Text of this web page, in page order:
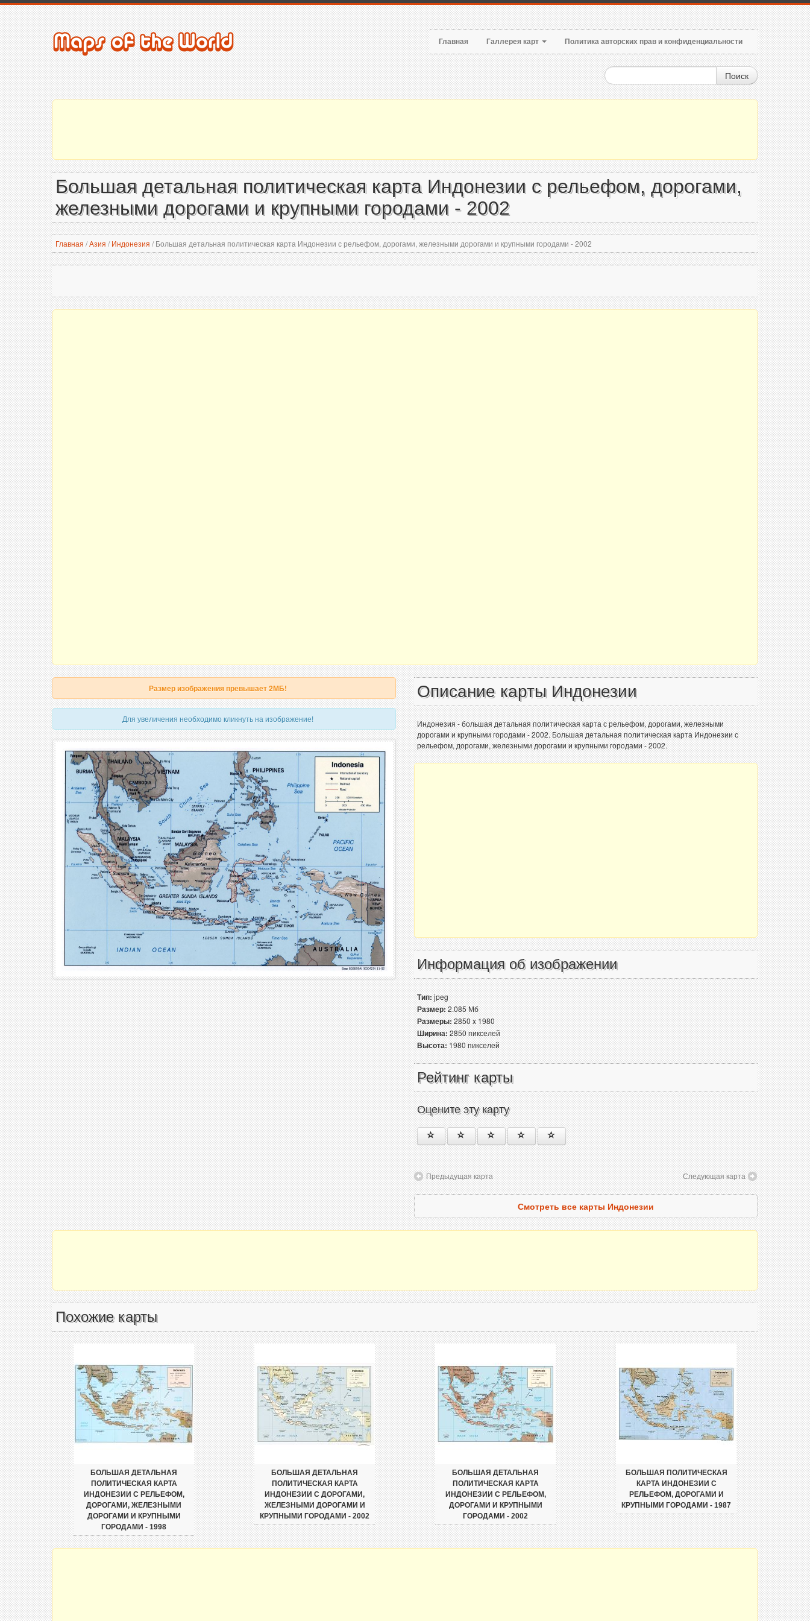
Главная Галлерея карт Политика авторских прав и конфиденциальности
Поиск
Большая детальная политическая карта Индонезии с рельефом, дорогами,
железными дорогами и крупными городами - 2002
Главная /Азия / Индонезия /Большая детальная политическая карта Индонезии с рельефом, дорогами, железными дорогами и крупными городами - 2002
Размер изображения превышает 2МБ!
Для увеличения необходимо кликнуть на изображение!
Описание карты Индонезии
Индонезия - большая детальная политическая карта с рельефом, дорогами, железными
дорогами и крупными городами - 2002. Большая детальная политическая карта Индонезии с
рельефом, дорогами, железными дорогами и крупными городами - 2002.
Информация об изображении
Тип:jpeg
Размер:2.085 Мб
Размеры:2850 x 1980
Ширина:2850 пикселей
Высота:1980 пикселей
Рейтинг карты
Оцените эту карту
Предыдущая карта Следующая карта
Смотреть все карты Индонезии
Похожие карты
БОЛЬШАЯ ДЕТАЛЬНАЯ
ПОЛИТИЧЕСКАЯ КАРТА
ИНДОНЕЗИИ С РЕЛЬЕФОМ,
ДОРОГАМИ, ЖЕЛЕЗНЫМИ
ДОРОГАМИ И КРУПНЫМИ
ГОРОДАМИ - 1998
БОЛЬШАЯ ДЕТАЛЬНАЯ
ПОЛИТИЧЕСКАЯ КАРТА
ИНДОНЕЗИИ С ДОРОГАМИ,
ЖЕЛЕЗНЫМИ ДОРОГАМИ И
КРУПНЫМИ ГОРОДАМИ - 2002
БОЛЬШАЯ ДЕТАЛЬНАЯ
ПОЛИТИЧЕСКАЯ КАРТА
ИНДОНЕЗИИ С РЕЛЬЕФОМ,
ДОРОГАМИ И КРУПНЫМИ
ГОРОДАМИ - 2002
БОЛЬШАЯ ПОЛИТИЧЕСКАЯ
КАРТА ИНДОНЕЗИИ С
РЕЛЬЕФОМ, ДОРОГАМИ И
КРУПНЫМИ ГОРОДАМИ - 1987